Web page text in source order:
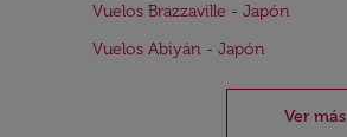
Vuelos Brazzaville - Japón
Vuelos Abiyán - Japón
Ver más